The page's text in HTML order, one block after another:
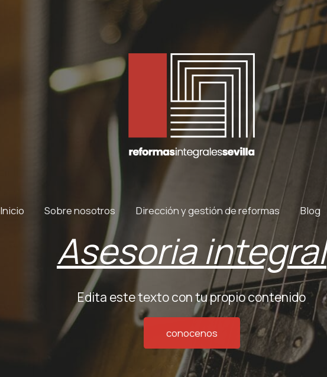
Inicio Sobre nosotros Dirección y gestión de reformas Blog
Asesoria integral
Edita este texto con tu propio contenido
conocenos